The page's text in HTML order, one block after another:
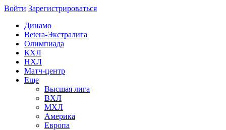
Войти Зарегиcтрироваться
Динамо
Betera-Экстралига
Олимпиада
КХЛ
НХЛ
Матч-центр
Еще
Высшая лига
ВХЛ
МХЛ
Америка
Европа